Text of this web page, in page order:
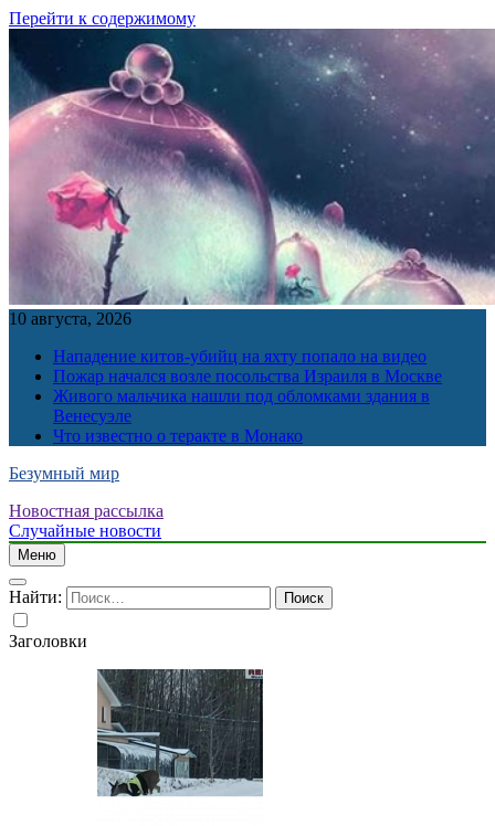
Перейти к содержимому
10 августа, 2026
Нападение китов-убийц на яхту попало на видео
Пожар начался возле посольства Израиля в Москве
Живого мальчика нашли под обломками здания в
Венесуэле
Что известно о теракте в Монако
Безумный мир
Новостная рассылка
Случайные новости
Меню
Найти:
Заголовки